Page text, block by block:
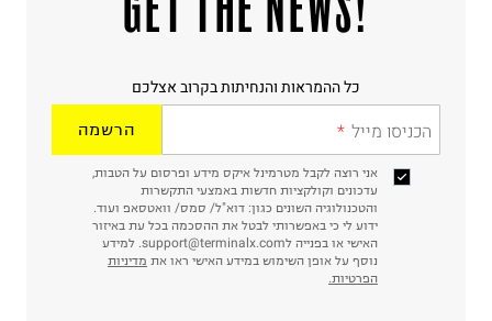
כל ההמראות והנחיתות בקרוב אצלכם
הכניסו מייל הרשמה
אני רוצה לקבל מטרמינל איקס מידע ופרסום על הטבות,
עדכונים וקולקציות חדשות באמצעי התקשרות
והטכנולוגיה השונים כגון: דוא"ל/ סמס/ וואטסאפ ועוד.
ידוע לי כי באפשרותי לבטל את ההסכמה בכל עת באיזור
האישי או בפנייה לsupport@terminalx.com. למידע
נוסף על אופן השימוש במידע האישי ראו את מדיניות
הפרטיות.